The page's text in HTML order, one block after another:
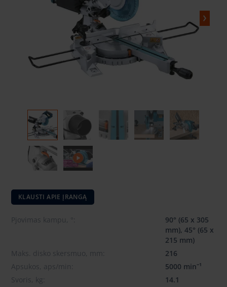
KLAUSTI APIE ĮRANGĄ
Pjovimas kampu, °:
90° (65 x 305
mm), 45° (65 x
215 mm)
Maks. disko skersmuo, mm:
216
Apsukos, aps/min:
5000 min⁻¹
Svoris, kg:
14.1